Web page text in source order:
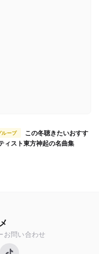
ループ
ィスト東方神起の名曲集
お問い合わせ